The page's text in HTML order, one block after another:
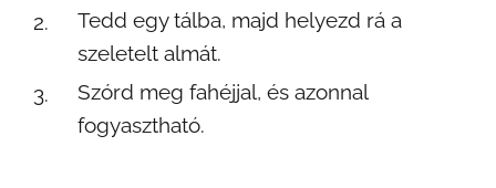
Tedd egy tálba, majd helyezd rá a
szeletelt almát.
Szórd meg fahéjjal, és azonnal
fogyasztható.